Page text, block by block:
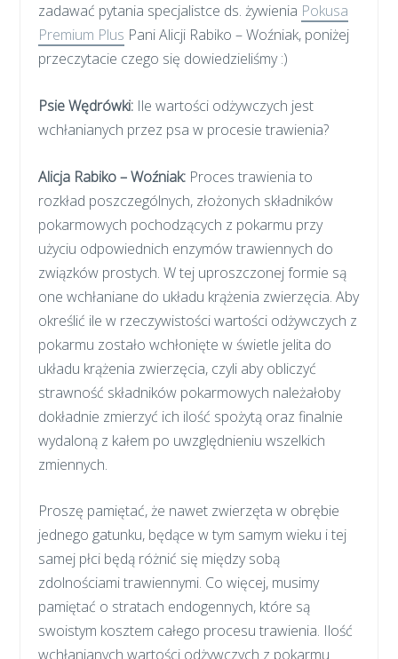
zadawać pytania specjalistce ds. żywienia Pokusa
Premium Plus Pani Alicji Rabiko – Woźniak, poniżej
przeczytacie czego się dowiedzieliśmy :)
Psie Wędrówki: Ile wartości odżywczych jest
wchłanianych przez psa w procesie trawienia?
Alicja Rabiko – Woźniak: Proces trawienia to
rozkład poszczególnych, złożonych składników
pokarmowych pochodzących z pokarmu przy
użyciu odpowiednich enzymów trawiennych do
związków prostych. W tej uproszczonej formie są
one wchłaniane do układu krążenia zwierzęcia. Aby
określić ile w rzeczywistości wartości odżywczych z
pokarmu zostało wchłonięte w świetle jelita do
układu krążenia zwierzęcia, czyli aby obliczyć
strawność składników pokarmowych należałoby
dokładnie zmierzyć ich ilość spożytą oraz finalnie
wydaloną z kałem po uwzględnieniu wszelkich
zmiennych.
Proszę pamiętać, że nawet zwierzęta w obrębie
jednego gatunku, będące w tym samym wieku i tej
samej płci będą różnić się między sobą
zdolnościami trawiennymi. Co więcej, musimy
pamiętać o stratach endogennych, które są
swoistym kosztem całego procesu trawienia. Ilość
wchłanianych wartości odżywczych z pokarmu